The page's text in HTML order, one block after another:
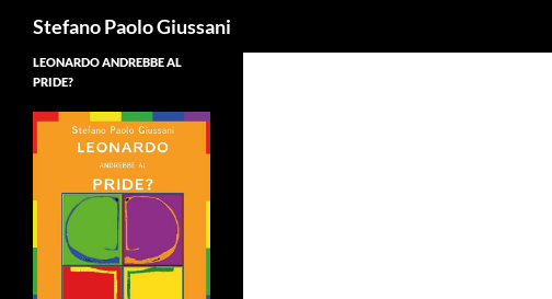
Stefano Paolo Giussani
LEONARDO ANDREBBE AL
PRIDE?